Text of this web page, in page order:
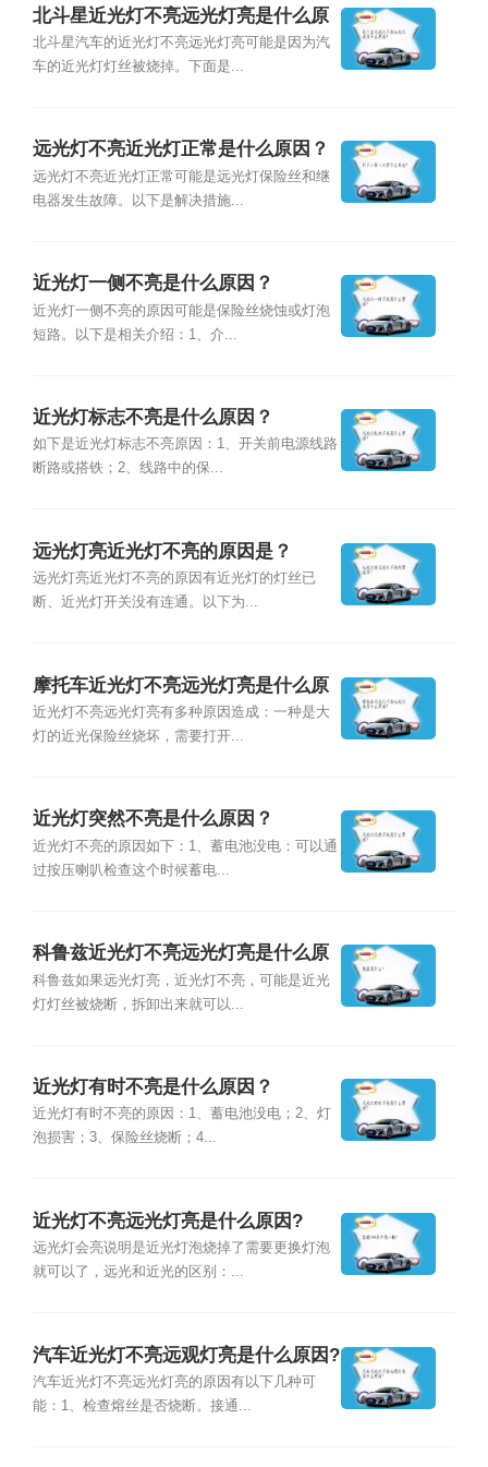
北斗星近光灯不亮远光灯亮是什么原
因？
北斗星汽车的近光灯不亮远光灯亮可能是因为汽
车的近光灯灯丝被烧掉。下面是...
远光灯不亮近光灯正常是什么原因？
远光灯不亮近光灯正常可能是远光灯保险丝和继
电器发生故障。以下是解决措施...
近光灯一侧不亮是什么原因？
近光灯一侧不亮的原因可能是保险丝烧蚀或灯泡
短路。以下是相关介绍：1、介...
近光灯标志不亮是什么原因？
如下是近光灯标志不亮原因：1、开关前电源线路
断路或搭铁；2、线路中的保...
远光灯亮近光灯不亮的原因是？
远光灯亮近光灯不亮的原因有近光灯的灯丝已
断、近光灯开关没有连通。以下为...
摩托车近光灯不亮远光灯亮是什么原
因？
近光灯不亮远光灯亮有多种原因造成：一种是大
灯的近光保险丝烧坏，需要打开...
近光灯突然不亮是什么原因？
近光灯不亮的原因如下：1、蓄电池没电：可以通
过按压喇叭检查这个时候蓄电...
科鲁兹近光灯不亮远光灯亮是什么原
因？
科鲁兹如果远光灯亮，近光灯不亮，可能是近光
灯灯丝被烧断，拆卸出来就可以...
近光灯有时不亮是什么原因？
近光灯有时不亮的原因：1、蓄电池没电；2、灯
泡损害；3、保险丝烧断；4...
近光灯不亮远光灯亮是什么原因?
远光灯会亮说明是近光灯泡烧掉了需要更换灯泡
就可以了，远光和近光的区别：...
汽车近光灯不亮远观灯亮是什么原因?
汽车近光灯不亮远光灯亮的原因有以下几种可
能：1、检查熔丝是否烧断。接通...